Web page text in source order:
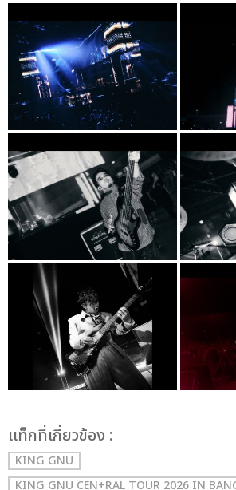
เเท็กที่เกี่ยวข้อง :
KING GNU
KING GNU CEN+RAL TOUR 2026 IN